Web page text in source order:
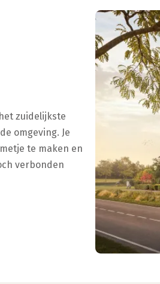
zuidelijkste
omgeving. Je
te maken en
verbonden